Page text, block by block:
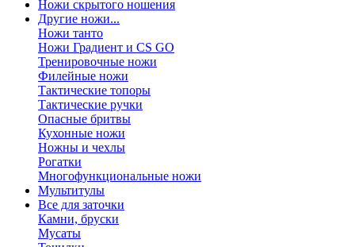
Ножи скрытого ношения
Другие ножи...
Ножи танто
Ножи Градиент и CS GO
Тренировочные ножи
Филейные ножи
Тактические топоры
Тактические ручки
Опасные бритвы
Кухонные ножи
Ножны и чехлы
Рогатки
Многофункциональные ножи
Мультитулы
Все для заточки
Камни, бруски
Мусаты